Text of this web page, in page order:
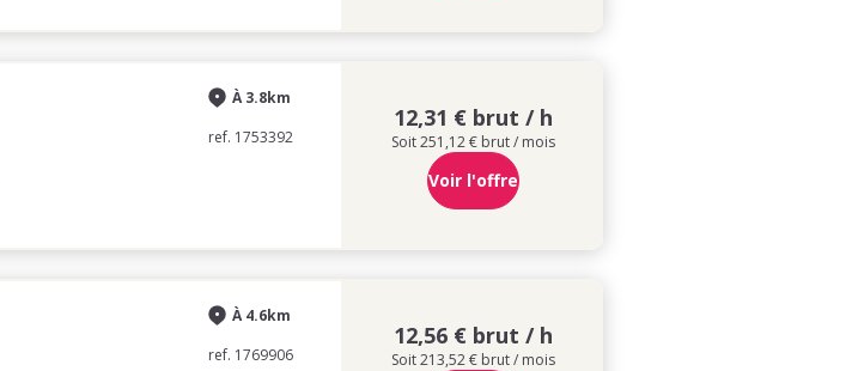
À 3.8km
ref. 1753392
12,31 € brut / h
Soit 251,12 € brut / mois
Voir l'offre
À 4.6km
ref. 1769906
12,56 € brut / h
Soit 213,52 € brut / mois